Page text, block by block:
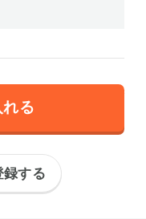
れる
録する